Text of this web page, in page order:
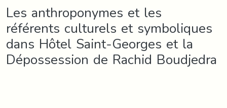
Les anthroponymes et les
référents culturels et symboliques
dans Hôtel Saint-Georges et la
Dépossession de Rachid Boudjedra